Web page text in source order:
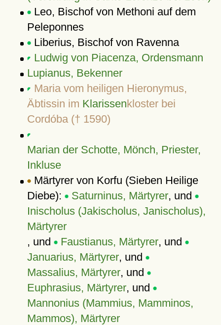
Leo, Bischof von Methoni auf dem
Peleponnes
Liberius, Bischof von Ravenna
Ludwig von Piacenza, Ordensmann
Lupianus, Bekenner
Maria vom heiligen Hieronymus,
Äbtissin im Klarissenkloster bei
Cordóba († 1590)
Marian der Schotte, Mönch, Priester,
Inkluse
Märtyrer von Korfu (Sieben Heilige
Diebe):
Saturninus, Märtyrer, und
Inischolus (Jakischolus, Janischolus),
Märtyrer
, und
Faustianus, Märtyrer, und
Januarius, Märtyrer, und
Massalius, Märtyrer, und
Euphrasius, Märtyrer, und
Mannonius (Mammius, Mamminos,
Mammos), Märtyrer